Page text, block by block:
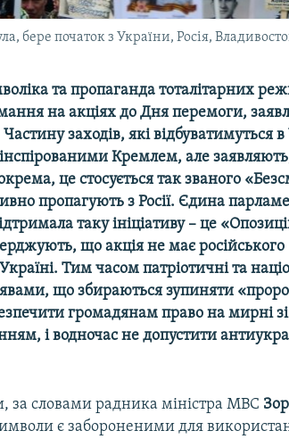
бере початок з України, Росія,
та пропаганда тоталітарних
на акціях до Дня перемоги,
заходів, які відбуватимуться в
Кремлем, але
це стосується так званого
пропагують з Росії. Єдина
таку ініціативу – це
що акція не має російського
Тим часом патріотичні та
що збираються зупиняти
громадянам право на мирні
і водночас не допустити
за словами радника міністра МВС
є забороненими для